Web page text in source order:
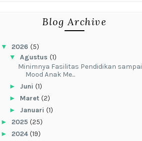
Blog Archive
▼ 2026 (5)
▼ Agustus (1)
‎Minimnya Fasilitas Pendidikan sampai
Mood Anak Me...
► Juni (1)
► Maret (2)
► Januari (1)
► 2025 (25)
► 2024(19)